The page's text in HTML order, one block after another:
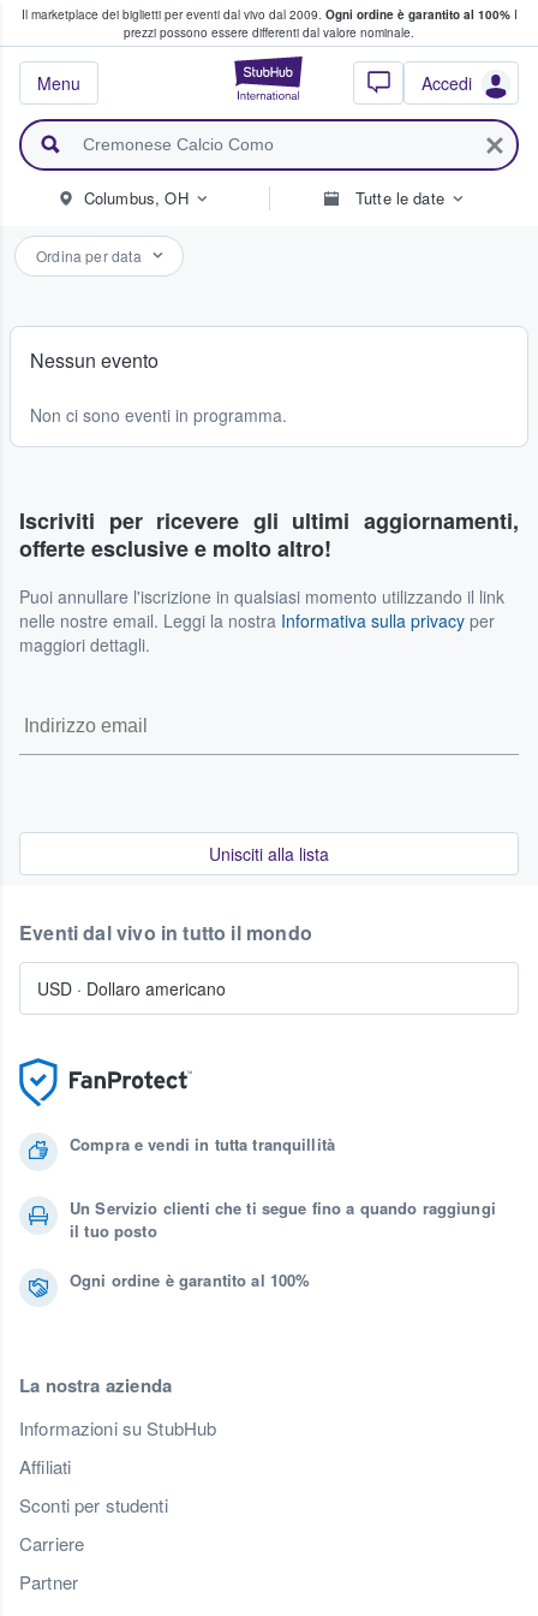
Il marketplace dei biglietti per eventi dal vivo dal 2009. Ogni ordine è garantito al 100%I
prezzi possono essere differenti dal valore nominale.
StubHub - Dove
Accedi
Menu
fan comprano e vendono biglietti
Columbus, OH Tutte le date
Ordina per data
Nessun evento
Non ci sono eventi in programma.
Iscriviti per ricevere gli ultimi aggiornamenti,
offerte esclusive e molto altro!
Puoi annullare l'iscrizione in qualsiasi momento utilizzando il link
nelle nostre email. Leggi la nostra Informativa sulla privacy per
maggiori dettagli.
Unisciti alla lista
Compra e vendi in tutta tranquillità
Un Servizio clienti che ti segue fino a quando raggiungi
il tuo posto
Ogni ordine è garantito al 100%
La nostra azienda
Informazioni su StubHub
Affiliati
Sconti per studenti
Carriere
Partner
Eventi dal vivo in tutto il mondo
USD · Dollaro americano